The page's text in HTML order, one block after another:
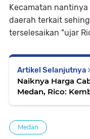
Kecamatan
daerah terkait
terselesaikan "ujar
Artikel Selanjutnya
Naiknya Harga
Medan, Rico:
Medan